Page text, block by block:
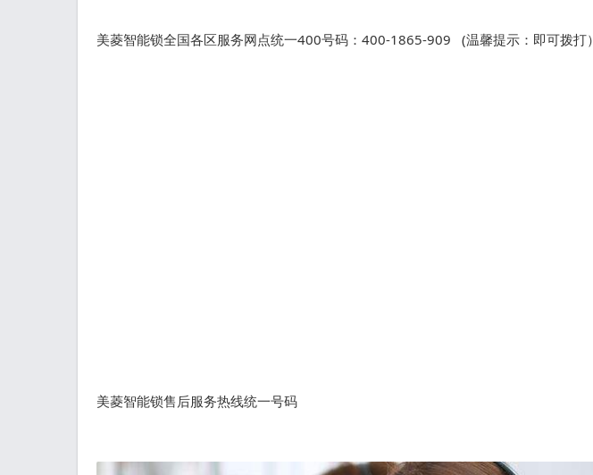
美菱智能锁全国各区服务网点统一400号码：400-1865-909 (温馨提示：即可拨打）
美菱智能锁售后服务热线统一号码